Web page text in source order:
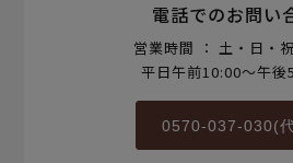
電話でのお問い
営業時間 ： 土・日・
平日午前10:00～午後
0570-037-030(代